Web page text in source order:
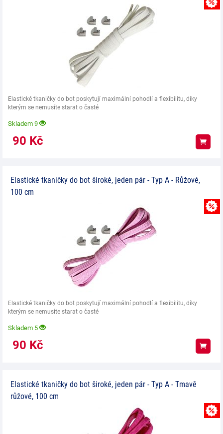
Elastické tkaničky do bot poskytují maximální pohodlí a flexibilitu, díky
kterým se nemusíte starat o časté
Skladem 9
90 Kč
Elastické tkaničky do bot široké, jeden pár - Typ A - Růžové,
100 cm
Elastické tkaničky do bot poskytují maximální pohodlí a flexibilitu, díky
kterým se nemusíte starat o časté
Skladem 5
90 Kč
Elastické tkaničky do bot široké, jeden pár - Typ A - Tmavě
růžové, 100 cm